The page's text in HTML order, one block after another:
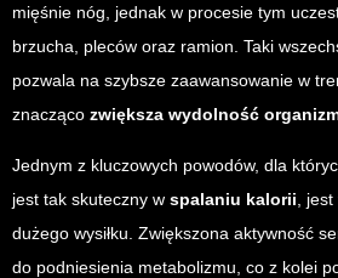
mięśnie nóg, jednak w procesie tym
brzucha, pleców oraz ramion. Taki
pozwala na szybsze zaawansowanie w
znacząco zwiększa wydolność
Jednym z kluczowych powodów, dla
jest tak skuteczny w spalaniu kalorii ,
dużego wysiłku. Zwiększona aktywność
do podniesienia metabolizmu, co z kolei